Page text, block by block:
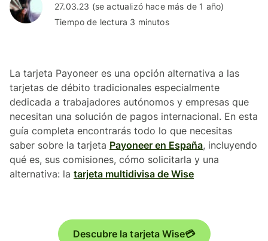
27.03.23 (se actualizó hace más de 1 año)
Tiempo de lectura 3 minutos
La tarjeta Payoneer es una opción alternativa a las
tarjetas de débito tradicionales especialmente
dedicada a trabajadores autónomos y empresas que
necesitan una solución de pagos internacional. En esta
guía completa encontrarás todo lo que necesitas
saber sobre la tarjeta Payoneer en España, incluyendo
qué es, sus comisiones, cómo solicitarla y una
alternativa: la tarjeta multidivisa de Wise
Descubre la tarjeta Wise💳